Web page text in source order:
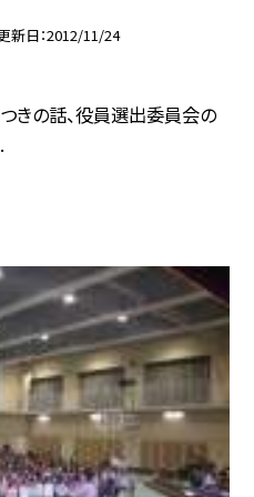
新日 2012/11/24
きの話、役員選出委員会の